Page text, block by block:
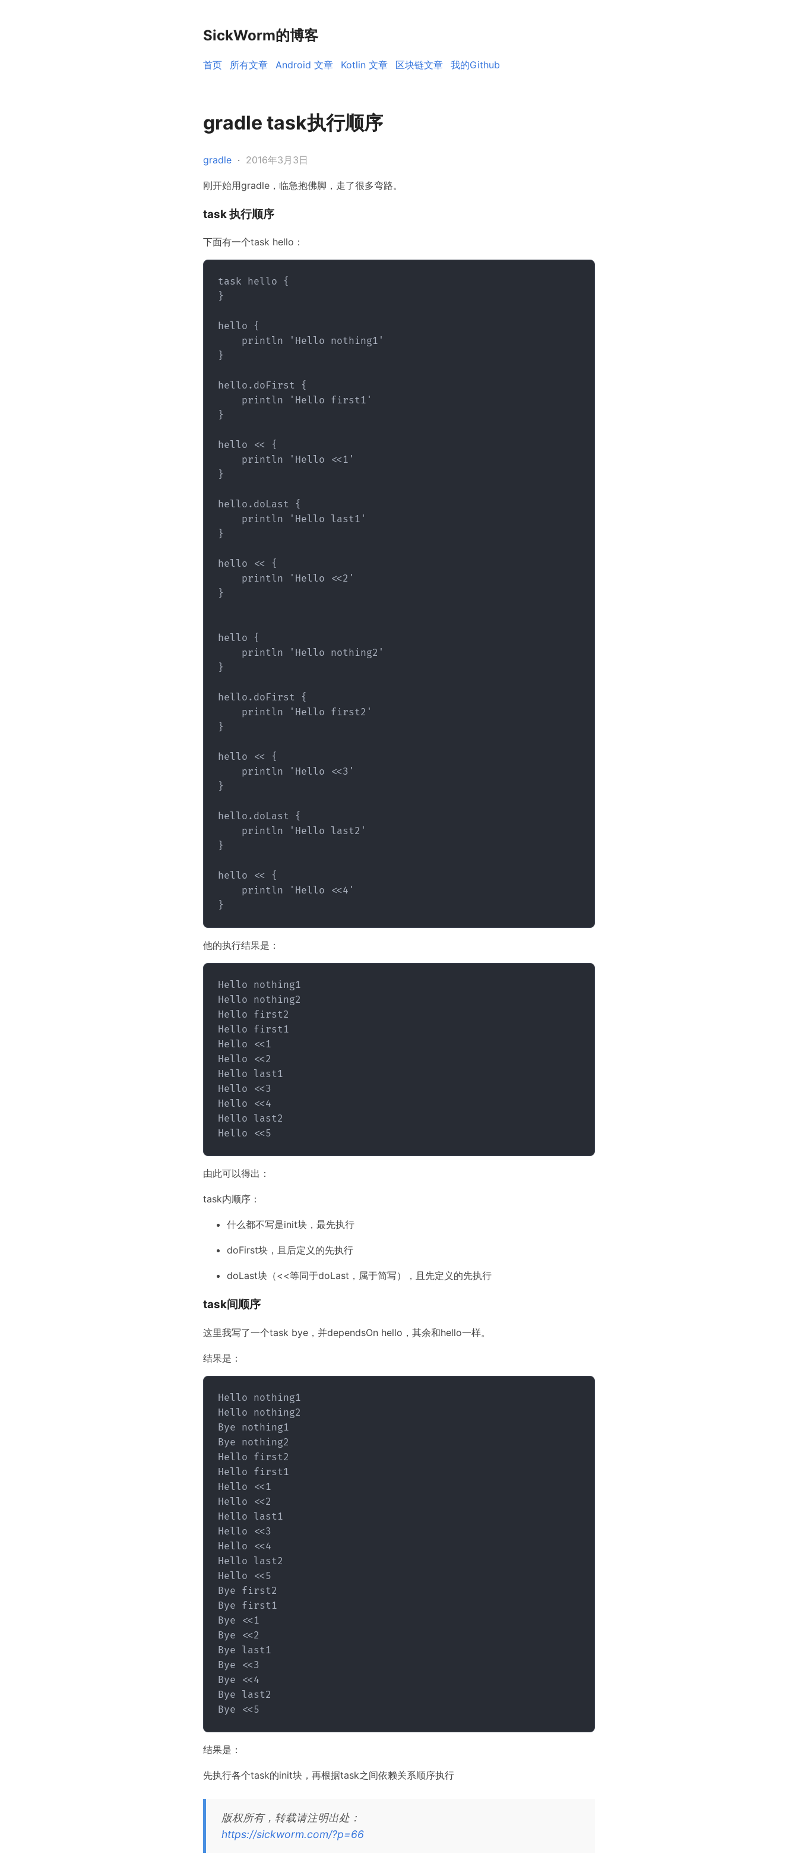
SickWorm的博客
首页 所有文章 Android 文章 Kotlin 文章 区块链文章 我的Github
gradle task执行顺序
gradle · 2016年3月3日
刚开始用gradle，临急抱佛脚，走了很多弯路。
task 执行顺序
下面有一个task hello：
task hello {
}
hello {
    println 'Hello nothing1'
}
hello.doFirst {
    println 'Hello first1'
}
hello << {
    println 'Hello <<1'
}
hello.doLast {
    println 'Hello last1'
}
hello << {
    println 'Hello <<2'
}
hello {
    println 'Hello nothing2'
}
hello.doFirst {
    println 'Hello first2'
}
hello << {
    println 'Hello <<3'
}
hello.doLast {
    println 'Hello last2'
}
hello << {
    println 'Hello <<4'
他的执行结果是：
Hello nothing1
Hello nothing2
Hello first2
Hello first1
Hello <<1
Hello <<2
Hello last1
Hello <<3
Hello <<4
Hello last2
由此可以得出：
task内顺序：
什么都不写是init块，最先执行
doFirst块，且后定义的先执行
doLast块（<<等同于doLast，属于简写），且先定义的先执行
task间顺序
这里我写了一个task bye，并dependsOn hello，其余和hello一样。
结果是：
Hello nothing1
Hello nothing2
Bye nothing1
Bye nothing2
Hello first2
Hello first1
Hello <<1
Hello <<2
Hello last1
Hello <<3
Hello <<4
Hello last2
Hello <<5
Bye first2
Bye first1
Bye <<1
Bye <<2
Bye last1
Bye <<3
Bye <<4
Bye last2
结果是：
先执行各个task的init块，再根据task之间依赖关系顺序执行
版权所有，转载请注明出处：
https://sickworm.com/?p=66